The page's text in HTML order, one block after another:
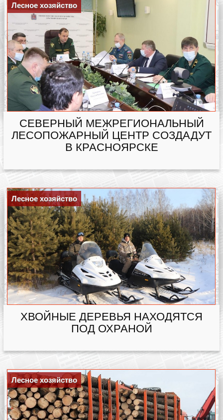
Лесное хозяйство
СЕВЕРНЫЙ МЕЖРЕГИОНАЛЬНЫЙ
ЛЕСОПОЖАРНЫЙ ЦЕНТР СОЗДАДУТ
В КРАСНОЯРСКЕ
Лесное хозяйство
ХВОЙНЫЕ ДЕРЕВЬЯ НАХОДЯТСЯ
ПОД ОХРАНОЙ
Лесное хозяйство